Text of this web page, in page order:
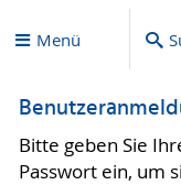
Menü
Bitte geben Sie
Passwort ein, um